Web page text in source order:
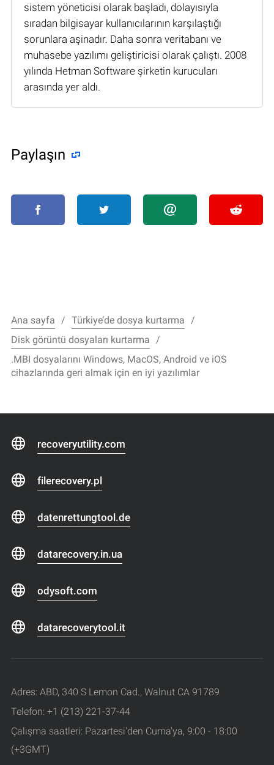
sistem yöneticisi olarak başladı, dolayısıyla
sıradan bilgisayar kullanıcılarının karşılaştığı
sorunlara aşinadır. Daha sonra veritabanı ve
muhasebe yazılımı geliştiricisi olarak çalıştı. 2008
yılında Hetman Software şirketin kurucuları
arasında yer aldı.
Paylaşın
Ana sayfa
Türkiye’de dosya kurtarma
Disk görüntü dosyaları kurtarma
.MBI dosyalarını Windows, MacOS, Android ve iOS
cihazlarında geri almak için en iyi yazılımlar
recoveryutility.com
filerecovery.pl
datenrettungtool.de
datarecovery.in.ua
odysoft.com
datarecoverytool.it
Adres: ABD, 340 S Lemon Cad., Walnut CA 91789
Telefon: +1 (213) 221-37-44
Çalışma saatleri: Pazartesi'den Cuma'ya, 9:00 - 18:00
(+3GMT)